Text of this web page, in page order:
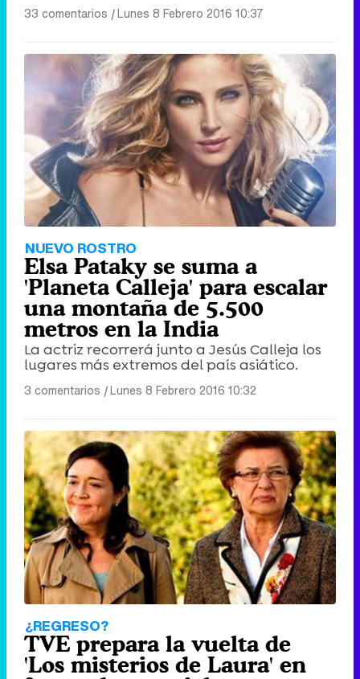
33 comentarios |Lunes 8 Febrero 2016 10:37
NUEVO ROSTRO
Elsa Pataky se suma a
'Planeta Calleja' para escalar
una montaña de 5.500
metros en la India
La actriz recorrerá junto a Jesús Calleja los
lugares más extremos del país asiático.
3 comentarios |Lunes 8 Febrero 2016 10:32
¿REGRESO?
TVE prepara la vuelta de
'Los misterios de Laura' en